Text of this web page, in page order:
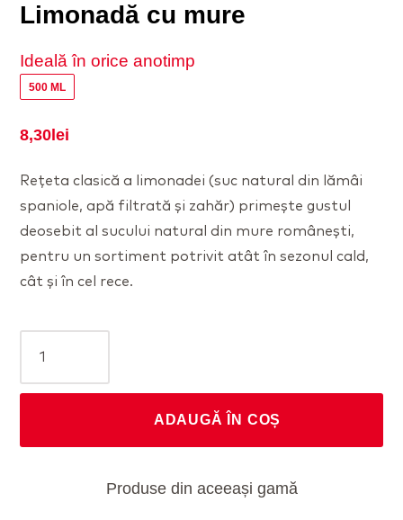
Limonadă cu mure
Ideală în orice anotimp
500 ML
8,30 lei
Rețeta clasică a limonadei (suc natural din lămâi
spaniole, apă filtrată și zahăr) primește gustul
deosebit al sucului natural din mure românești,
pentru un sortiment potrivit atât în sezonul cald,
cât și în cel rece.
Limonadă
cu
ADAUGĂ ÎN COȘ
Produse din aceeași gamă